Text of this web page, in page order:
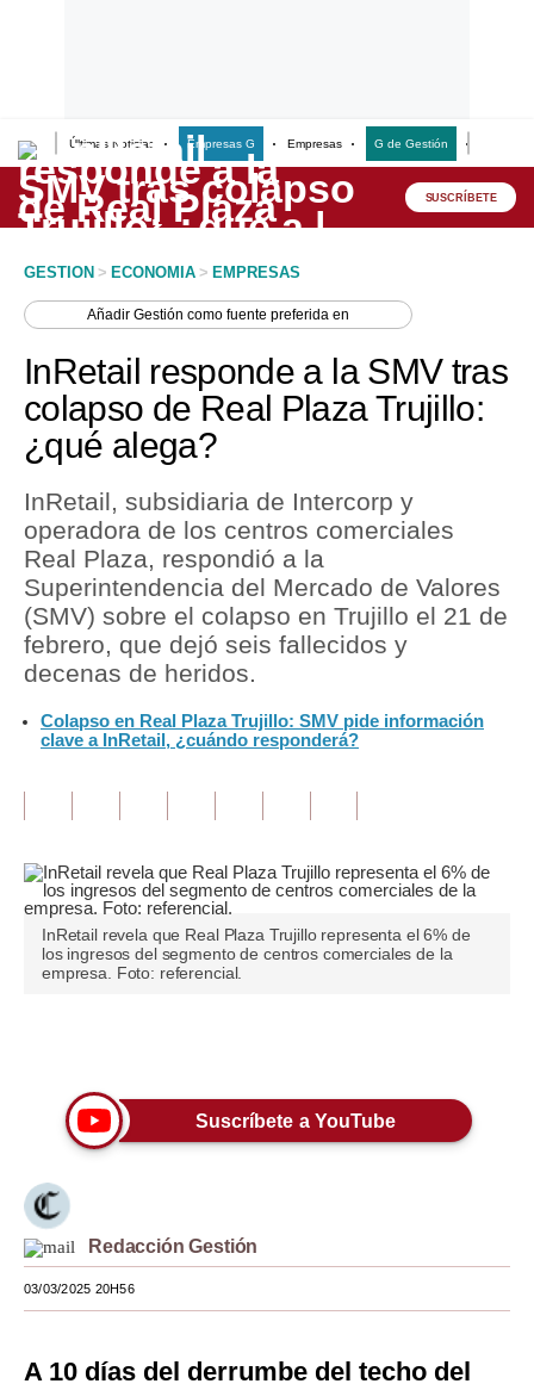
Últimas Noticias Empresas G Empresas G de Gestión
Lo último
Peru Quiosco
Economía
Mercados
Política
Tu Dinero
Finanzas Personales
Inmobiliarias
Plus G
Editorial
Pregunta de hoy
Blogs
Tendencias
Moda
Estilos
Mundo
EEUU
México
SUSCRÍBETE
GESTION > ECONOMIA > EMPRESAS
AñadirGestión como fuente preferida en
InRetail responde a la SMV tras
colapso de Real Plaza Trujillo:
¿qué alega?
InRetail, subsidiaria de Intercorp y
operadora de los centros comerciales
Real Plaza, respondió a la
Superintendencia del Mercado de Valores
(SMV) sobre el colapso en Trujillo el 21 de
febrero, que dejó seis fallecidos y
decenas de heridos.
Colapso en Real Plaza Trujillo: SMV pide información
clave a InRetail, ¿cuándo responderá?
InRetail revela que Real Plaza Trujillo representa el 6% de
los ingresos del segmento de centros comerciales de la
empresa. Foto: referencial.
Suscríbete a YouTube
Redacción Gestión
03/03/2025 20H56
A 10 días del derrumbe del techo del